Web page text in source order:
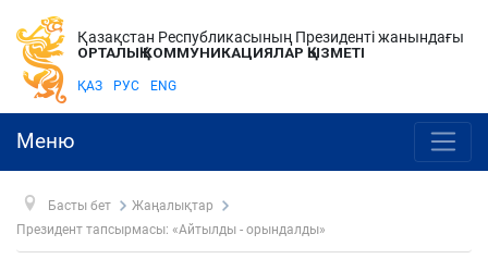
Қазақстан Республикасының Президенті жанындағы
ОРТАЛЫҚ КОММУНИКАЦИЯЛАР ҚЫЗМЕТІ
ҚАЗ РУС ENG
Меню
Басты бет
Жаңалықтар
Президент тапсырмасы: «Айтылды - орындалды»